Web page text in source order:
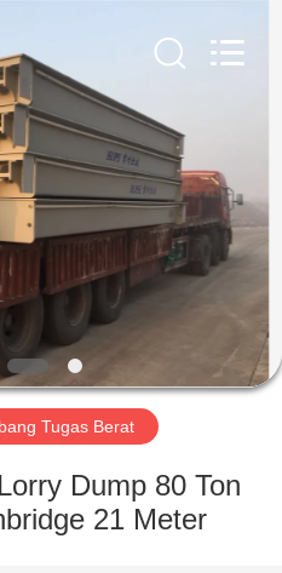
Tugas Berat
Dump 80 Ton
21 Meter